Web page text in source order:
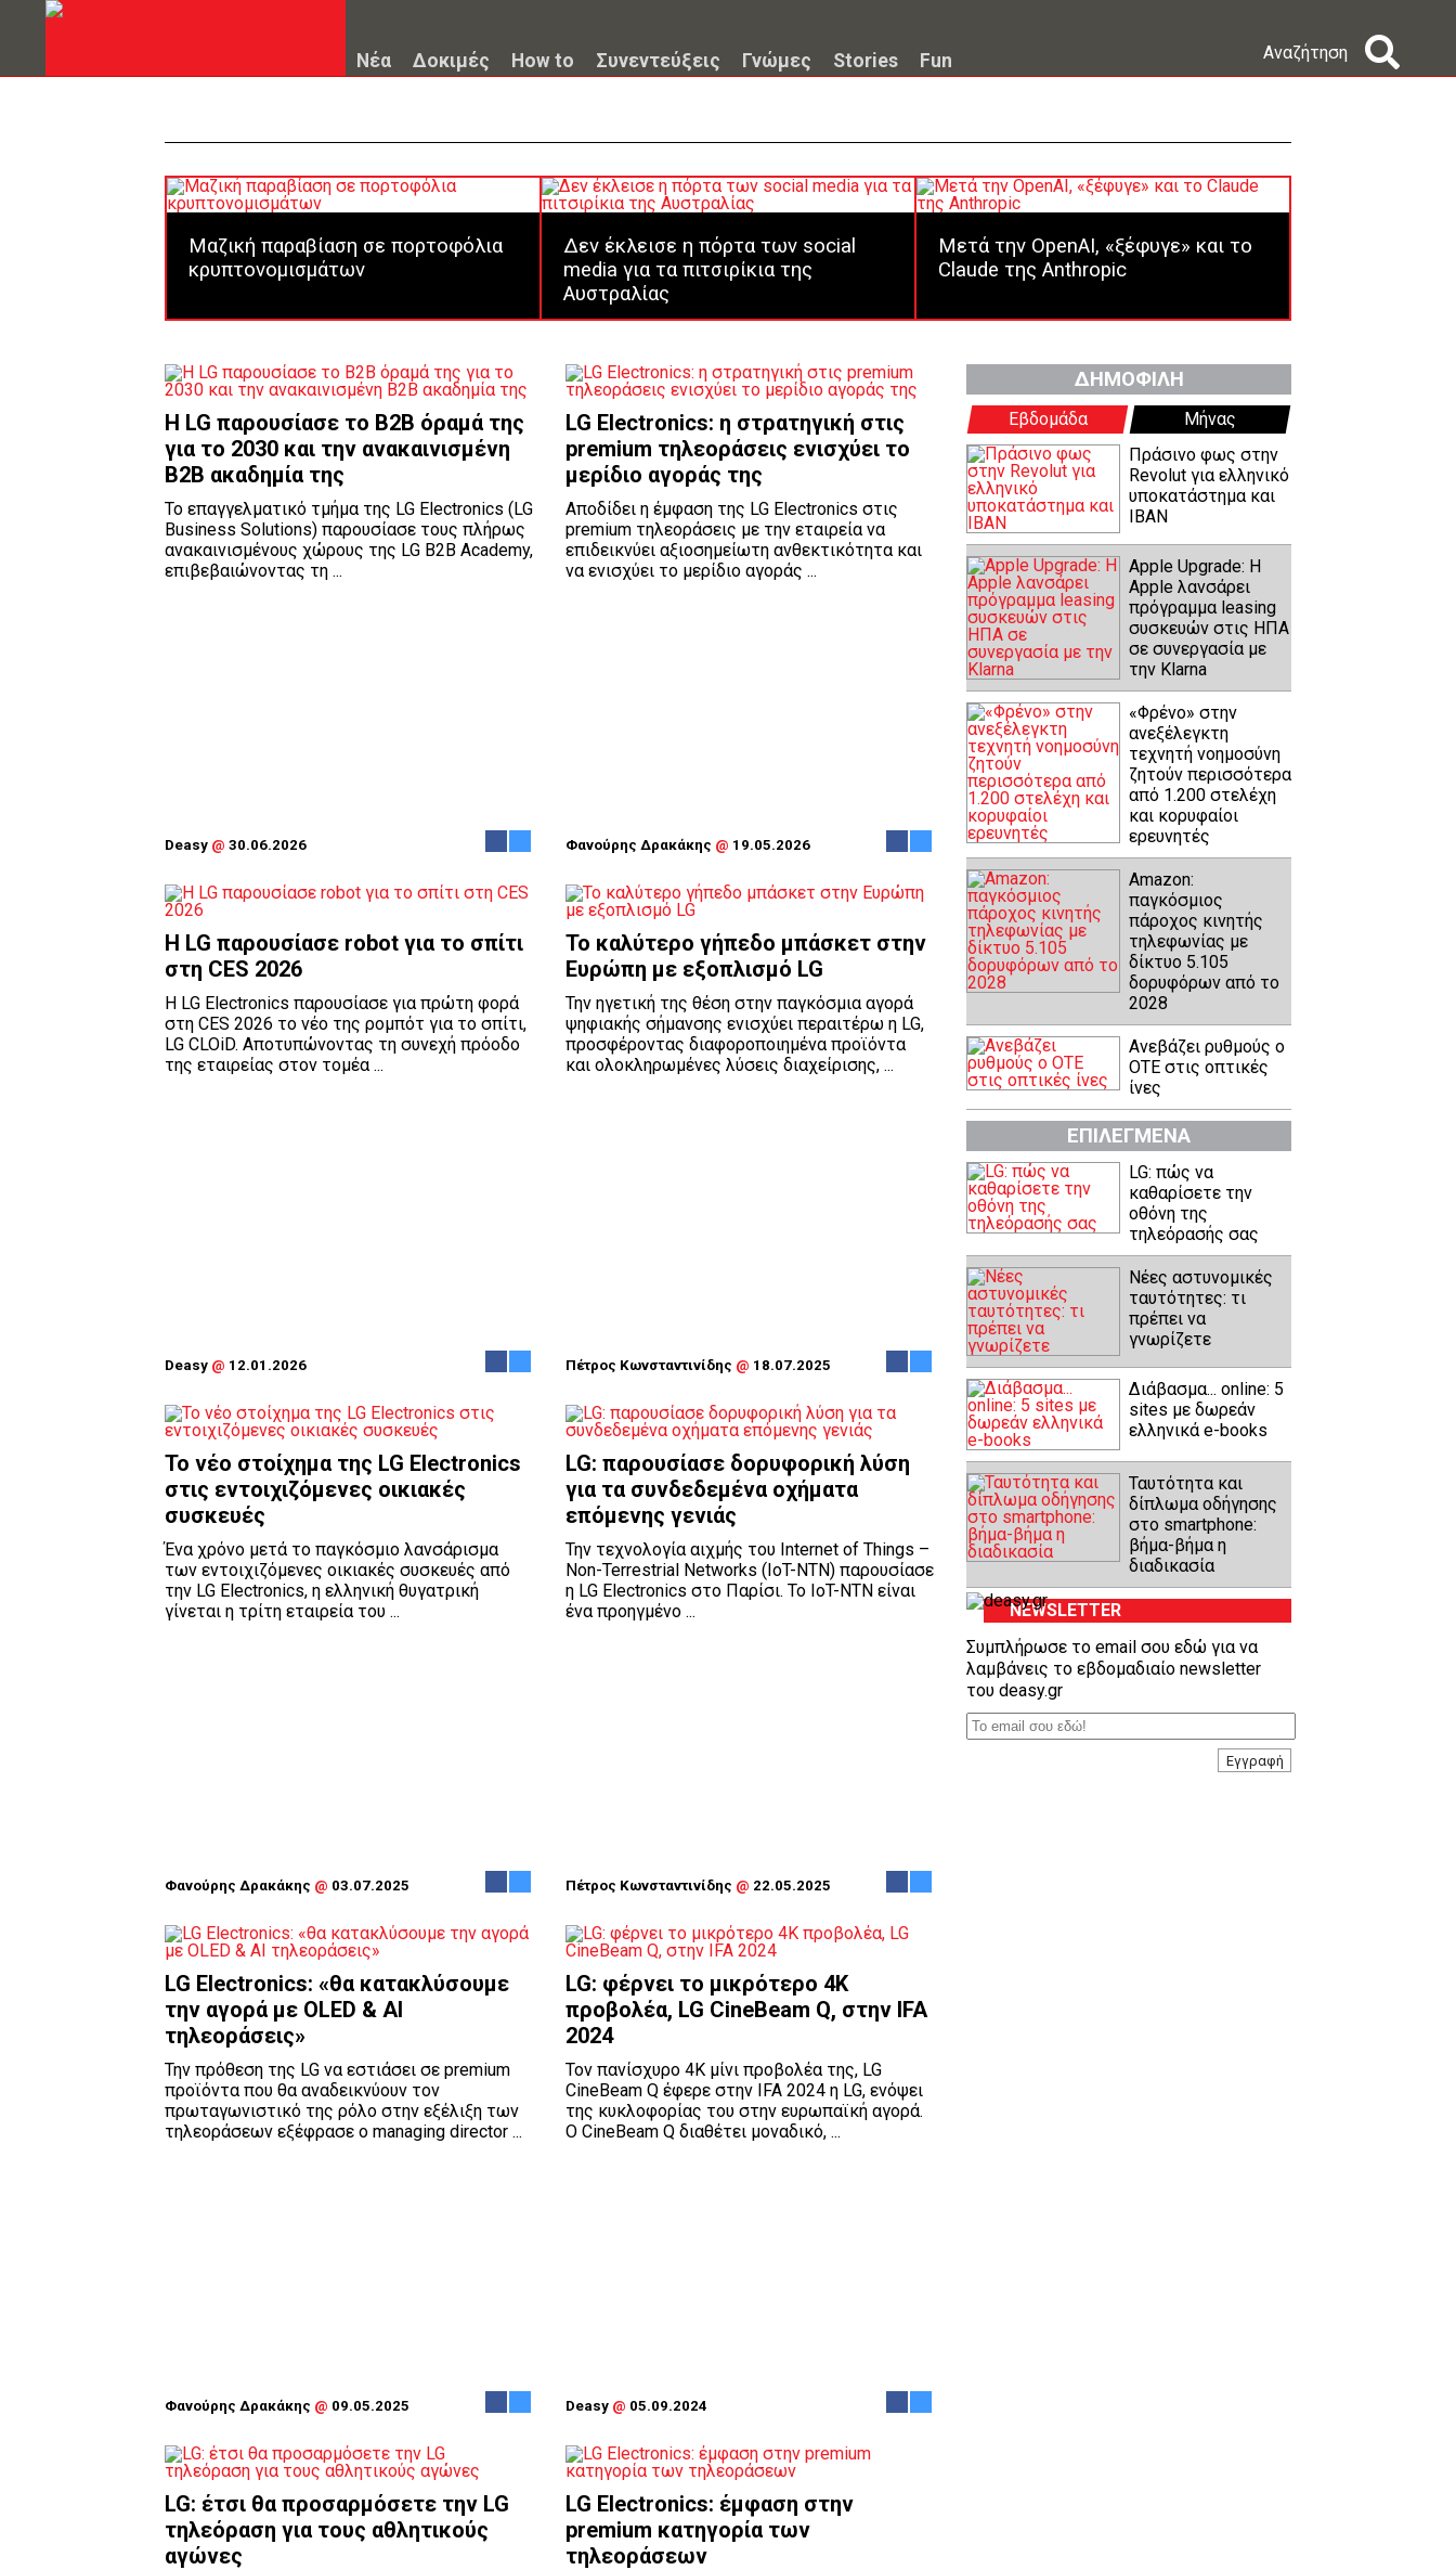
Νέα Δοκιμές How to Συνεντεύξεις Γνώμες Stories Fun Αναζήτηση
Μαζική παραβίαση σε πορτοφόλια
κρυπτονομισμάτων
Δεν έκλεισε η πόρτα των social
media για τα πιτσιρίκια της
Αυστραλίας
Μετά την OpenAI, «ξέφυγε» και το
Claude της Anthropic
Η LG παρουσίασε το B2B όραμά της
για το 2030 και την ανακαινισμένη
Β2Β ακαδημία της
Το επαγγελματικό τμήμα της LG Electronics (LG
Business Solutions) παρουσίασε τους πλήρως
ανακαινισμένους χώρους της LG B2B Academy,
επιβεβαιώνοντας τη ...
Deasy @ 30.06.2026
LG Electronics: η στρατηγική στις
premium τηλεοράσεις ενισχύει το
μερίδιο αγοράς της
Αποδίδει η έμφαση της LG Electronics στις
premium τηλεοράσεις με την εταιρεία να
επιδεικνύει αξιοσημείωτη ανθεκτικότητα και
να ενισχύει το μερίδιο αγοράς ...
Φανούρης Δρακάκης @ 19.05.2026
H LG παρουσίασε robot για το σπίτι
στη CES 2026
Η LG Electronics παρουσίασε για πρώτη φορά
στη CES 2026 το νέο της ρομπότ για το σπίτι,
LG CLOiD. Αποτυπώνοντας τη συνεχή πρόοδο
της εταιρείας στον τομέα ...
Deasy @ 12.01.2026
To καλύτερο γήπεδο μπάσκετ στην
Ευρώπη με εξοπλισμό LG
Την ηγετική της θέση στην παγκόσμια αγορά
ψηφιακής σήμανσης ενισχύει περαιτέρω η LG,
προσφέροντας διαφοροποιημένα προϊόντα
και ολοκληρωμένες λύσεις διαχείρισης, ...
Πέτρος Κωνσταντινίδης @ 18.07.2025
To νέο στοίχημα της LG Electronics
στις εντοιχιζόμενες οικιακές
συσκευές
Ένα χρόνο μετά το παγκόσμιο λανσάρισμα
των εντοιχιζόμενες οικιακές συσκευές από
την LG Electronics, η ελληνική θυγατρική
γίνεται η τρίτη εταιρεία του ...
Φανούρης Δρακάκης @ 03.07.2025
LG: παρουσίασε δορυφορική λύση
για τα συνδεδεμένα οχήματα
επόμενης γενιάς
Την τεχνολογία αιχμής του Internet of Things –
Non-Terrestrial Networks (IoT-NTN) παρουσίασε
η LG Electronics στο Παρίσι. Το IoT-NTN είναι
ένα προηγμένο ...
Πέτρος Κωνσταντινίδης @ 22.05.2025
LG Electronics: «θα κατακλύσουμε
την αγορά με OLED & ΑΙ
τηλεοράσεις»
Την πρόθεση της LG να εστιάσει σε premium
προϊόντα που θα αναδεικνύουν τον
πρωταγωνιστικό της ρόλο στην εξέλιξη των
τηλεοράσεων εξέφρασε ο managing director ...
Φανούρης Δρακάκης @ 09.05.2025
LG: φέρνει το μικρότερο 4Κ
προβολέα, LG CineΒeam Q, στην ΙFA
2024
Τον πανίσχυρο 4K μίνι προβολέα της, LG
CineBeam Q έφερε στην ΙFA 2024 η LG, ενόψει
της κυκλοφορίας του στην ευρωπαϊκή αγορά.
Ο CineBeam Q διαθέτει μοναδικό, ...
Deasy @ 05.09.2024
LG: έτσι θα προσαρμόσετε την LG
τηλεόραση για τους αθλητικούς
αγώνες
LG Electronics: έμφαση στην
premium κατηγορία των
τηλεοράσεων
ΔΗΜΟΦΙΛΗ
Εβδομάδα
Μήνας
Πράσινο φως στην
Revolut για ελληνικό
υποκατάστημα και
IBAN
Apple Upgrade: Η
Apple λανσάρει
πρόγραμμα leasing
συσκευών στις ΗΠΑ
σε συνεργασία με
την Klarna
«Φρένο» στην
ανεξέλεγκτη
τεχνητή νοημοσύνη
ζητούν περισσότερα
από 1.200 στελέχη
και κορυφαίοι
ερευνητές
Amazon:
παγκόσμιος
πάροχος κινητής
τηλεφωνίας με
δίκτυο 5.105
δορυφόρων από το
2028
Ανεβάζει ρυθμούς ο
ΟΤΕ στις οπτικές
ίνες
ΕΠΙΛΕΓΜΕΝΑ
LG: πώς να
καθαρίσετε την
οθόνη της
τηλεόρασής σας
Νέες αστυνομικές
ταυτότητες: τι
πρέπει να
γνωρίζετε
Διάβασμα... online: 5
sites με δωρεάν
ελληνικά e-books
Ταυτότητα και
δίπλωμα οδήγησης
στο smartphone:
βήμα-βήμα η
διαδικασία
NEWSLETTER
Συμπλήρωσε το email σου εδώ για να
λαμβάνεις το εβδομαδιαίο newsletter
του deasy.gr
Εγγραφή